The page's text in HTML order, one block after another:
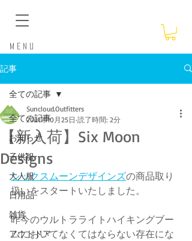
​Menu
記事
全ての記事
お知らせ
子供服
大人服
日用品
雑貨
アウトドア
全ての記事
【新入荷】Six Moon
Designs
Suncloud.Outfitters
2021年10月25日 読了時間: 2分
シックスムーンデザインズの商品取り
扱いをスタートいたしました。
昨今のウルトラライトハイキングブー
ムにおいてなくてはならない存在にな